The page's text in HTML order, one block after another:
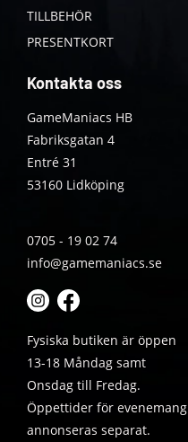
TILLBEHÖR
PRESENTKORT
Kontakta oss
GameManiacs HB
Fabriksgatan 4
Entré 31
53160 Lidköping
0705 - 19 02 74
info@gamemaniacs.se
Fysiska butiken är öppen
13-18 Måndag samt
Onsdag till Fredag.
Öppettider för evenemang
annonseras separat.